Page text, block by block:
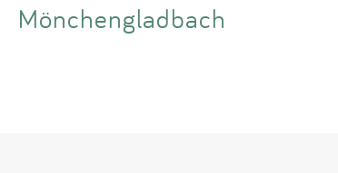
Mönchengladbach